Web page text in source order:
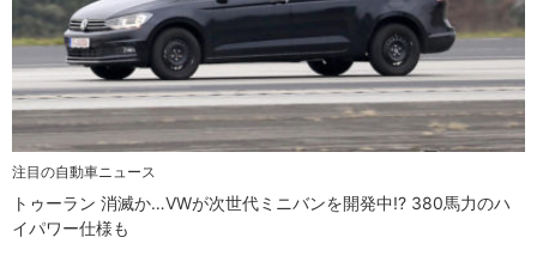
注目の自動車ニュース
トゥーラン 消滅か…VWが次世代ミニバンを開発中!? 380馬力のハ
イパワー仕様も